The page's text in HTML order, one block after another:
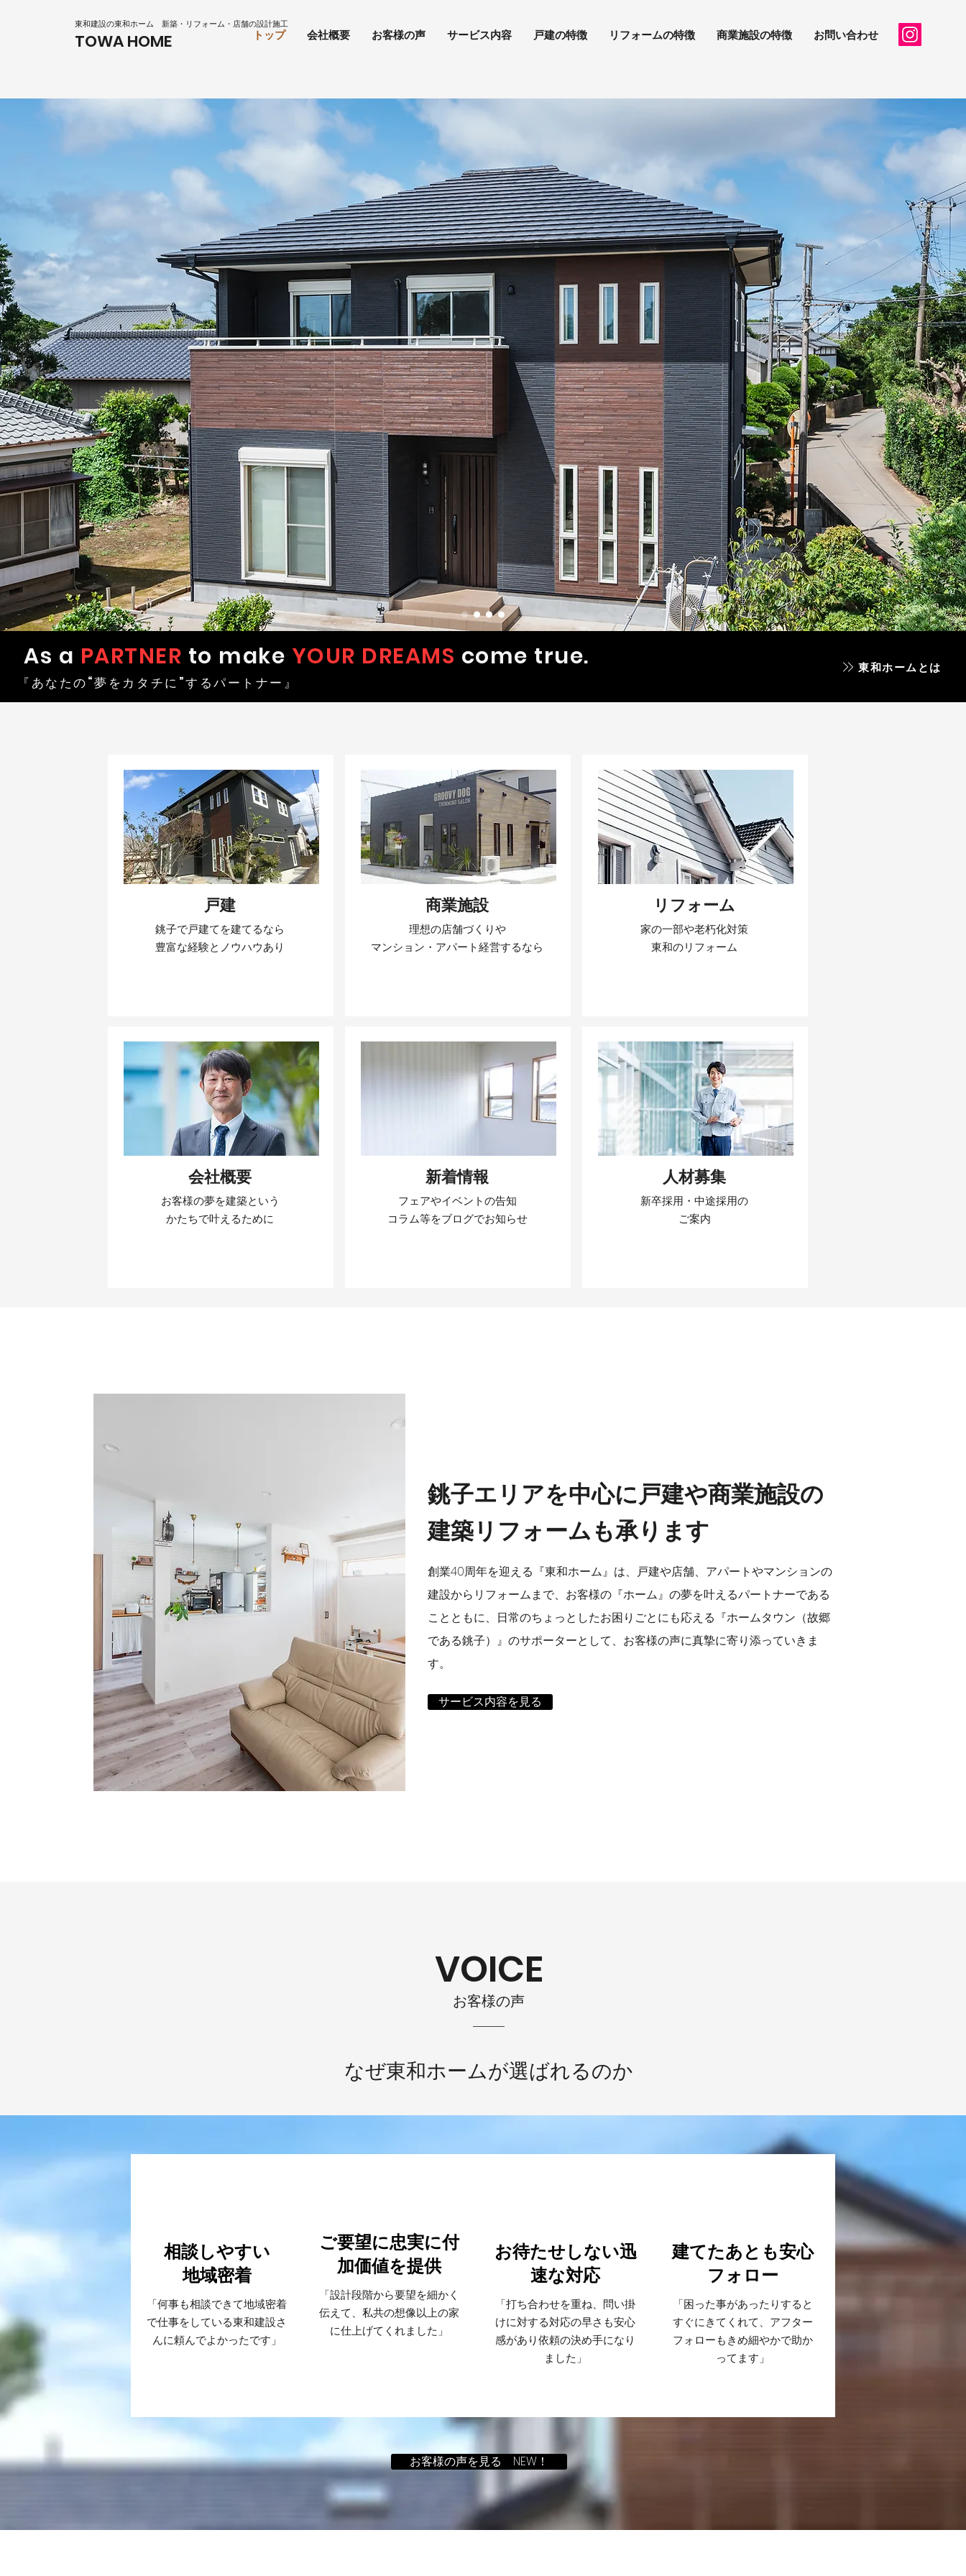
東和建設の東和ホーム 新築・リフォーム・店舗の設計施工
TOWA HOME トップ 会社概要 お客様の声 サービス内容 戸建の特徴 リフォームの特徴 商業施設の特徴 お問い合わせ
As a PARTNER to make YOUR DREAMS come true.
『あなたの“夢をカタチに”するパートナー』
東和ホームとは
戸建
銚子で戸建てを建てるなら​
豊富な経験とノウハウあり
会社概要
お客様の夢を建築という
かたちで叶えるために
商業施設
理想の店舗づくりや
マンション・アパート経営するなら
新着情報
フェアやイベントの告知
​コラム等をブログでお知らせ
リフォーム
家の一部や老朽化対策
東和のリフォーム
人材募集
新卒採用・中途採用の
​ご案内
銚子エリアを中心に戸建や商業施設の
建築リフォームも承ります
創業40周年を迎える『東和ホーム』は、戸建や店舗、アパートやマンションの
建設からリフォームまで、お客様の『ホーム』の夢を叶えるパートナーである
ことともに、日常のちょっとしたお困りごとにも応える『ホームタウン（故郷
である銚子）』のサポーターとして、お客様の声に真摯に寄り添っていきま
す。
サービス内容を見る
VOICE
お客様の声
なぜ東和ホームが選ばれるのか
相談しやすい
​地域密着
「何事も相談できて地域密着
で仕事をしている東和建設さ
んに頼んでよかったです」
ご要望に忠実に付
加価値を提供
「設計段階から要望を細かく
伝えて、私共の想像以上の家
に仕上げてくれました」
お待たせしない​迅
速な対応
「打ち合わせを重ね、問い掛
けに対する対応の早さも安心
感があり依頼の決め手になり
ました」
建てたあとも​安心
フォロー
「困った事があったりすると
すぐにきてくれて、アフター
フォローもきめ細やかで助か
ってます」
お客様の声を見る NEW！